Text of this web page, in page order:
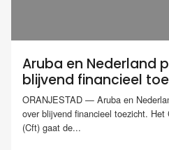
Aruba en Nederland
blijvend financieel
ORANJESTAD — Aruba en
over blijvend financieel toezicht.
(Cft) gaat de...